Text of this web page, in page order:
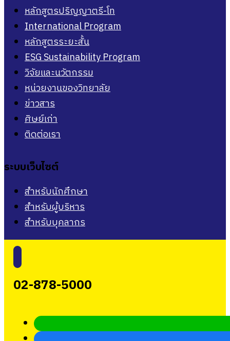
หลักสูตรปริญญาตรี-โท
International Program
หลักสูตรระยะสั้น
ESG Sustainability Program
วิจัยและนวัตกรรม
หน่วยงานของวิทยาลัย
ข่าวสาร
ศิษย์เก่า
ติดต่อเรา
ระบบเว็บไซต์
สำหรับนักศึกษา
สำหรับผู้บริหาร
สำหรับบุคลากร
02-878-5000